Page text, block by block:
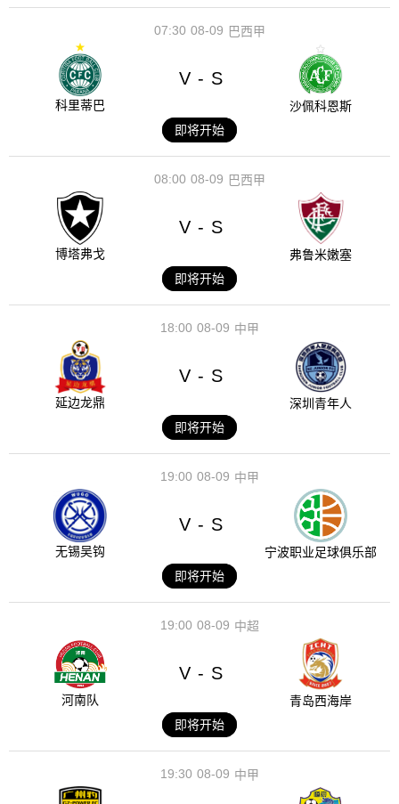
08-09
07:30 巴西甲
科里蒂巴
V - S
沙佩科恩斯
即将开始
08-09
08:00 巴西甲
博塔弗戈
V - S
弗鲁米嫩塞
即将开始
08-09
18:00 中甲
延边龙鼎
V - S
深圳青年人
即将开始
08-09
19:00 中甲
无锡吴钩
V - S
宁波职业足球俱乐部
即将开始
08-09
19:00 中超
河南队
V - S
青岛西海岸
即将开始
08-09
19:30 中甲